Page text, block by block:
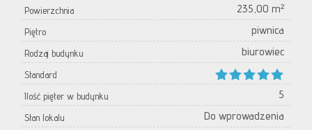
Powierzchnia 235,00 m²
Piętro piwnica
Rodzaj budynku biurowiec
Standard
Ilość pięter w budynku
5
Stan lokalu Do wprowadzenia